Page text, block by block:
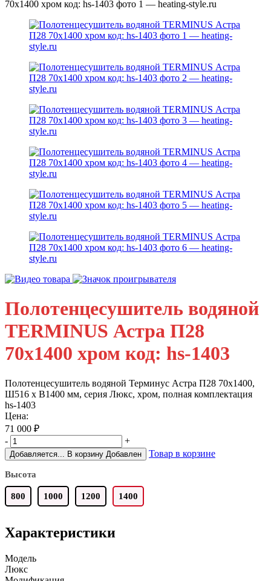
Полотенцесушитель водяной
TERMINUS Астра П28
70х1400 хром код: hs-1403
Полотенцесушитель водяной Терминус Астра П28 70х1400,
Ш516 х В1400 мм, серия Люкс, хром, полная комплектация
hs-1403
Цена:
71 000 ₽
-
+
Добавляется... В корзину Добавлен Товар в корзине
Высота
800 1000 1200 1400
Характеристики
Модель
Люкс